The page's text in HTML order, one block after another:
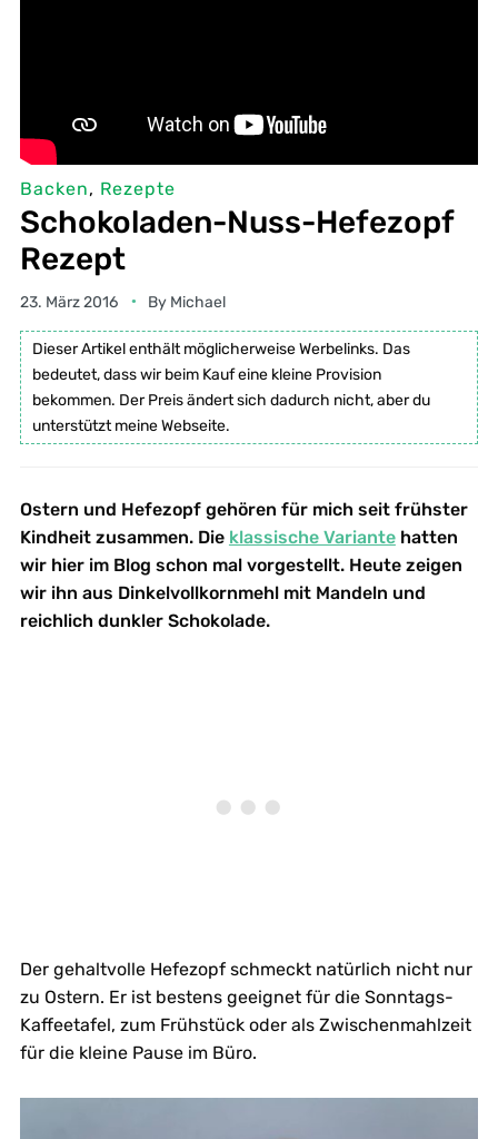
Backen, Rezepte
Schokoladen-Nuss-Hefezopf
Rezept
23. März 2016 By Michael
Dieser Artikel enthält möglicherweise Werbelinks. Das
bedeutet, dass wir beim Kauf eine kleine Provision
bekommen. Der Preis ändert sich dadurch nicht, aber du
unterstützt meine Webseite.
Ostern und Hefezopf gehören für mich seit frühster
Kindheit zusammen. Die klassische Variantehatten
wir hier im Blog schon mal vorgestellt. Heute zeigen
wir ihn aus Dinkelvollkornmehl mit Mandeln und
reichlich dunkler Schokolade.
Der gehaltvolle Hefezopf schmeckt natürlich nicht nur
zu Ostern. Er ist bestens geeignet für die Sonntags-
Kaffeetafel, zum Frühstück oder als Zwischenmahlzeit
für die kleine Pause im Büro.